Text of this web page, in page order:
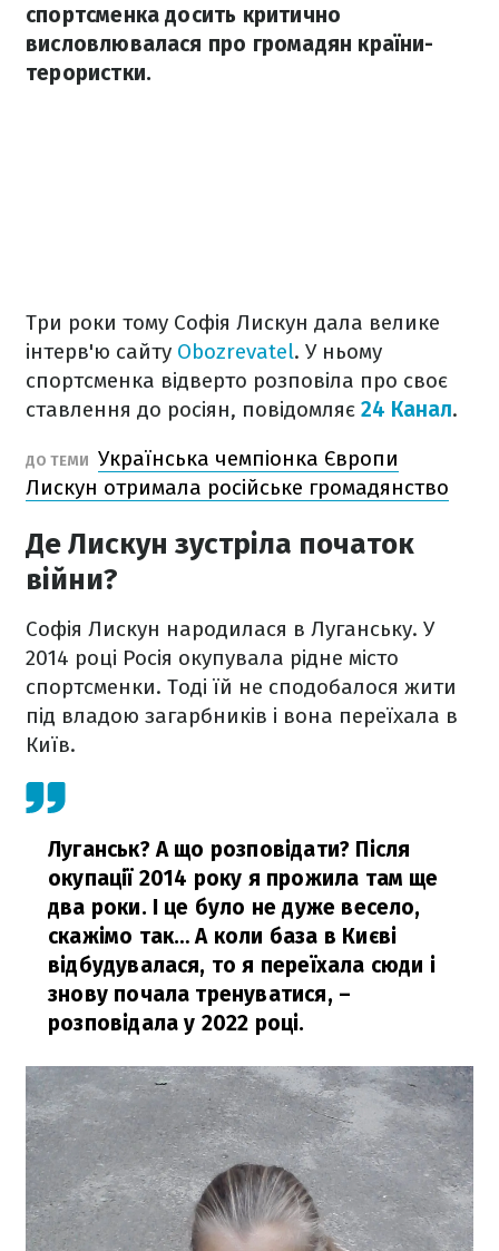
спортсменка досить критично
висловлювалася про громадян країни-
терористки.
Три роки тому Софія Лискун дала велике
інтерв'ю сайту Obozrevatel. У ньому
спортсменка відверто розповіла про своє
ставлення до росіян, повідомляє 24 Канал.
ДО ТЕМИ Українська чемпіонка Європи
Лискун отримала російське громадянство
Де Лискун зустріла початок
війни?
Софія Лискун народилася в Луганську. У
2014 році Росія окупувала рідне місто
спортсменки. Тоді їй не сподобалося жити
під владою загарбників і вона переїхала в
Київ.
Луганськ? А що розповідати? Після
окупації 2014 року я прожила там ще
два роки. І це було не дуже весело,
скажімо так… А коли база в Києві
відбудувалася, то я переїхала сюди і
знову почала тренуватися, –
розповідала у 2022 році.